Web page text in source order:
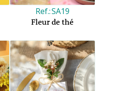
SA19
Fleur de thé